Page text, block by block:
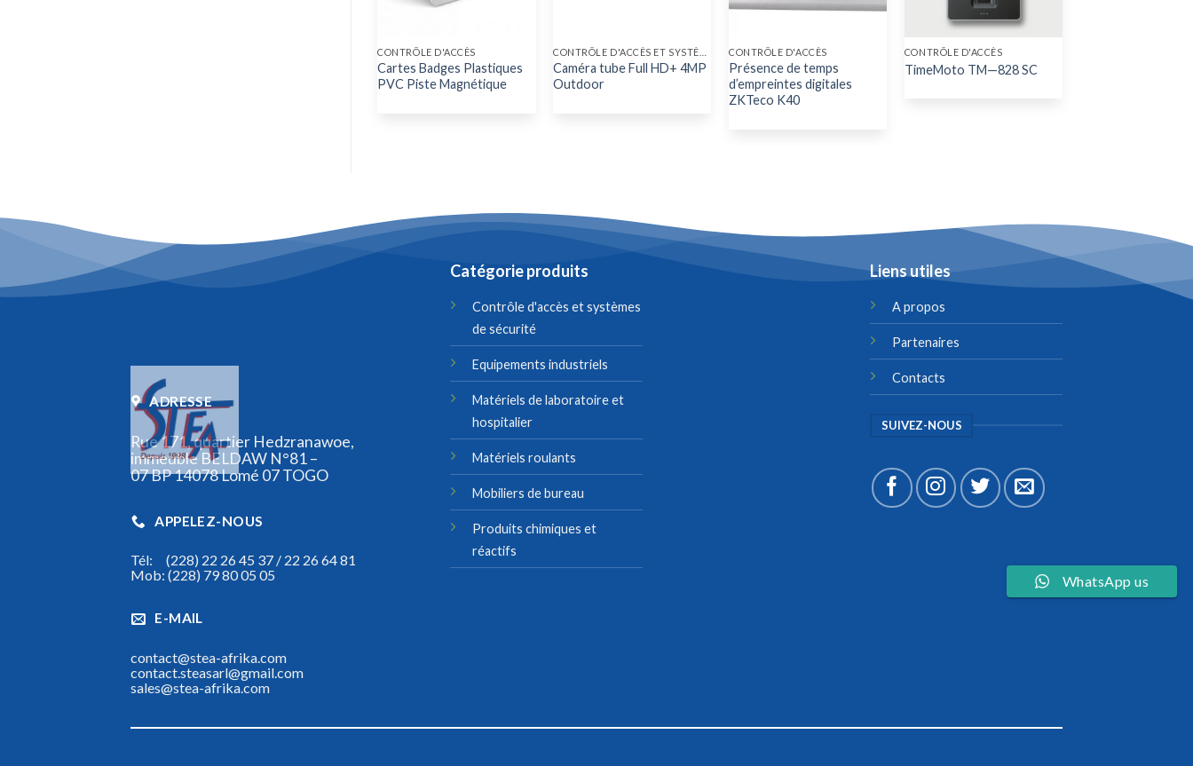
CONTRÔLE D'ACCÈS
Cartes Badges Plastiques
PVC Piste Magnétique
Caméra tube Full HD+ 4MP
Outdoor
CONTRÔLE D'ACCÈS
Présence de temps
d’empreintes digitales
ZKTeco K40
CONTRÔLE D'ACCÈS
TimeMoto TM—828 SC
ADRESSE
Rue 171, quartier Hedzranawoe,
immeuble BELDAW N°81 –
07 BP 14078 Lomé 07 TOGO
APPELEZ-NOUS
Tél: (228) 22 26 45 37 / 22 26 64 81
Mob: (228) 79 80 05 05
E-MAIL
contact@stea-afrika.com
contact.steasarl@gmail.com
sales@stea-afrika.com
Catégorie produits
Contrôle d'accès et systèmes
de sécurité
Equipements industriels
Matériels de laboratoire et
hospitalier
Matériels roulants
Mobiliers de bureau
Produits chimiques et
réactifs
Liens utiles
A propos
Partenaires
Contacts
SUIVEZ-NOUS
WhatsApp us